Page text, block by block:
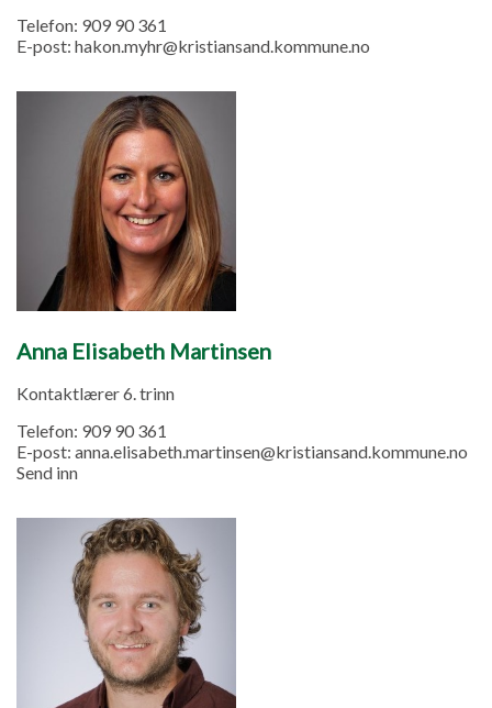
Telefon: 909 90 361
E-post: hakon.myhr@kristiansand.kommune.no
Anna Elisabeth Martinsen
Kontaktlærer 6. trinn
Telefon: 909 90 361
E-post: anna.elisabeth.martinsen@kristiansand.kommune.no
Send inn